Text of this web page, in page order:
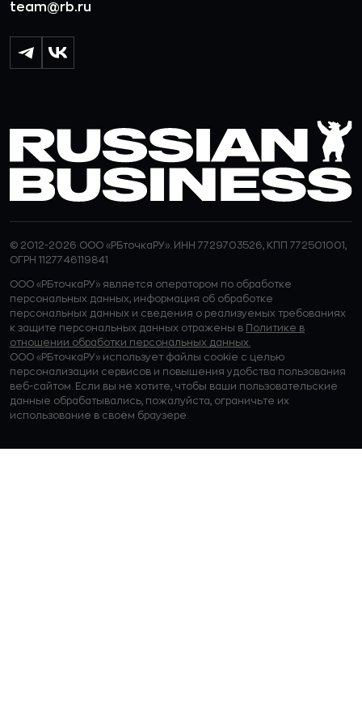
team@rb.ru
© 2012-2026 ООО «РБточкаРУ». ИНН 7729703526, КПП 772501001,
ОГРН 1127746119841
ООО «РБточкаРУ» является оператором по обработке
персональных данных, информация об обработке
персональных данных и сведения о реализуемых требованиях
к защите персональных данных отражены в Политике в
отношении обработки персональных данных.
ООО «РБточкаРУ» использует файлы cookie с целью
персонализации сервисов и повышения удобства пользования
веб-сайтом. Если вы не хотите, чтобы ваши пользовательские
данные обрабатывались, пожалуйста, ограничьте их
использование в своём браузере.